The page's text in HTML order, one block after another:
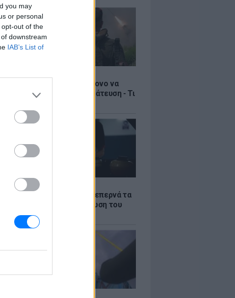
you may
or personal
out of the
downstream
IAB’s List of
Βίντεο σοκ με 19χρονο να
με τη βία για επιστράτευση - Τι
«φωτιά»: Η βενζίνη ξεπερνά τα
το λίτρο παρά την πτώση του
πετρελαίου διεθνώς